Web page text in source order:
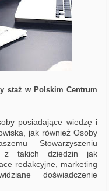
staż w Polskim Centrum
posiadające wiedzę i
jak również Osoby
Stowarzyszeniu
z takich dziedzin jak
redakcyjne, marketing
doświadczenie